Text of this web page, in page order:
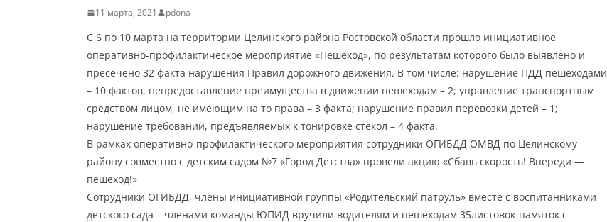
11 марта, 2021 pdona
С 6 по 10 марта на территории Целинского района Ростовской области прошло инициативное
оперативно-профилактическое мероприятие «Пешеход», по результатам которого было выявлено и
пресечено 32 факта нарушения Правил дорожного движения. В том числе: нарушение ПДД пешеходами
– 10 фактов, непредоставление преимущества в движении пешеходам – 2; управление транспортным
средством лицом, не имеющим на то права – 3 факта; нарушение правил перевозки детей – 1;
нарушение требований, предъявляемых к тонировке стекол – 4 факта.
В рамках оперативно-профилактического мероприятия сотрудники ОГИБДД ОМВД по Целинскому
району совместно с детским садом №7 «Город Детства» провели акцию «Сбавь скорость! Впереди —
пешеход!»
Сотрудники ОГИБДД, члены инициативной группы «Родительский патруль» вместе с воспитанниками
детского сада – членами команды ЮПИД вручили водителям и пешеходам 35листовок-памяток с